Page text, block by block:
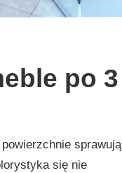
po 3
sprawują
się nie